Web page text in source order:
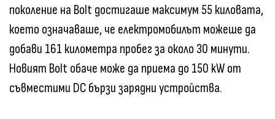
поколение на Bolt достигаше максимум 55 киловата,
което означаваше, че електромобилът можеше да
добави 161 километра пробег за около 30 минути.
Новият Bolt обаче може да приема до 150 kW от
съвместими DC бързи зарядни устройства.